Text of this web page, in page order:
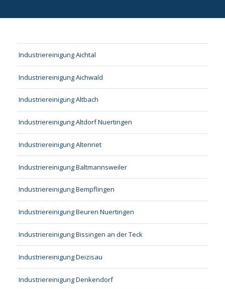
Industriereinigung Aichtal
Industriereinigung Aichwald
Industriereinigung Altbach
Industriereinigung Altdorf Nuertingen
Industriereinigung Altenriet
Industriereinigung Baltmannsweiler
Industriereinigung Bempflingen
Industriereinigung Beuren Nuertingen
Industriereinigung Bissingen an der Teck
Industriereinigung Deizisau
Industriereinigung Denkendorf